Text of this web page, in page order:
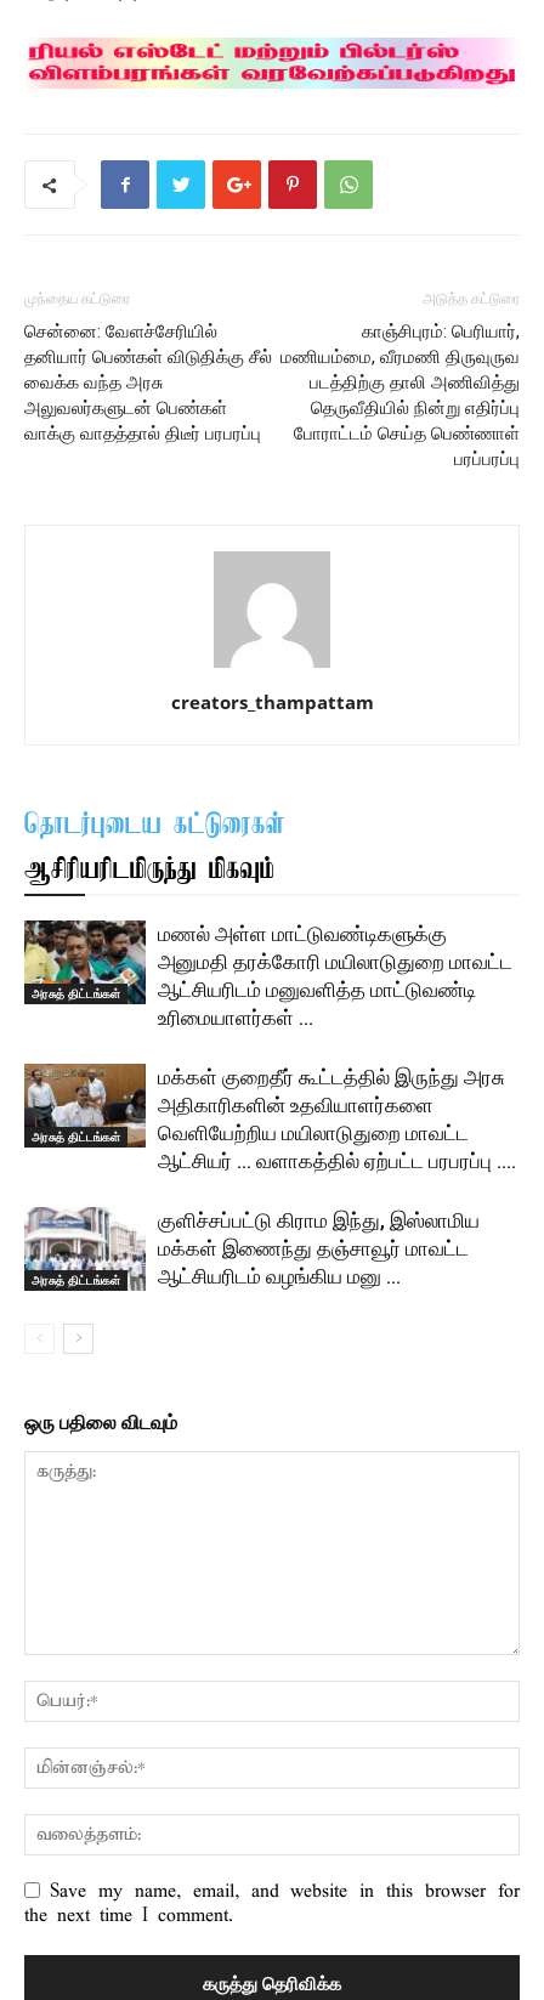
முந்தைய கட்டுரை
சென்னை: வேளச்சேரியில்
தனியார் பெண்கள் விடுதிக்கு சீல்
வைக்க வந்த அரசு
அலுவலர்களுடன் பெண்கள்
வாக்கு வாதத்தால் திடீர் பரபரப்பு
அடுத்த கட்டுரை
காஞ்சிபுரம்: பெரியார்,
மணியம்மை, வீரமணி திருவுருவ
படத்திற்கு தாலி அணிவித்து
தெருவீதியில் நின்று எதிர்ப்பு
போராட்டம் செய்த பெண்ணாள்
பரப்பரப்பு
creators_thampattam
தொடர்புடைய கட்டுரைகள்
ஆசிரியரிடமிருந்து மிகவும்
அரசுத் திட்டங்கள்
மணல் அள்ள மாட்டுவண்டிகளுக்கு
அனுமதி தரக்கோரி மயிலாடுதுறை மாவட்ட
ஆட்சியரிடம் மனுவளித்த மாட்டுவண்டி
உரிமையாளர்கள் …
அரசுத் திட்டங்கள்
மக்கள் குறைதீர் கூட்டத்தில் இருந்து அரசு
அதிகாரிகளின் உதவியாளர்களை
வெளியேற்றிய மயிலாடுதுறை மாவட்ட
ஆட்சியர் … வளாகத்தில் ஏற்பட்ட பரபரப்பு ….
அரசுத் திட்டங்கள்
குளிச்சப்பட்டு கிராம இந்து, இஸ்லாமிய
மக்கள் இணைந்து தஞ்சாவூர் மாவட்ட
ஆட்சியரிடம் வழங்கிய மனு …
ஒரு பதிலை விடவும்
Save my name, email, and website in this browser for
the next time I comment.